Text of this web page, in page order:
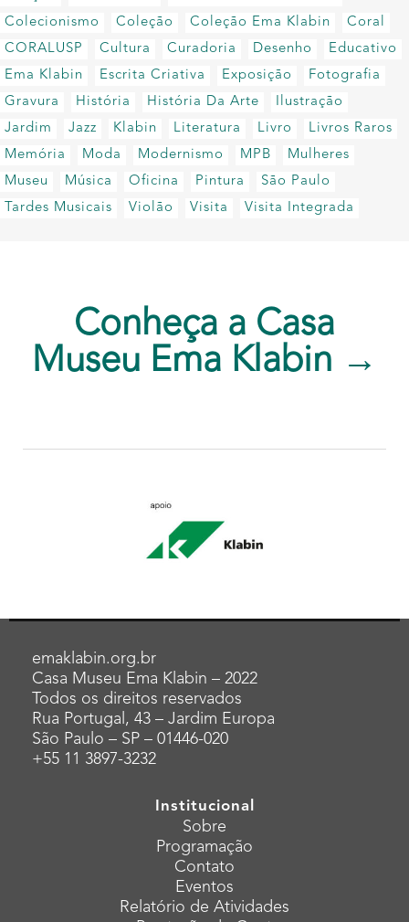
Colecionismo
Coleção Coleção Ema Klabin
Coral
CORALUSP
Cultura Curadoria Desenho
Educativo
Ema Klabin
Escrita Criativa Exposição
Fotografia
Gravura
História História Da Arte
Ilustração
Jardim
Jazz Klabin Literatura Livro
Livros Raros
Memória
Moda Modernismo MPB
Mulheres
Museu
Música Oficina Pintura
São Paulo
Tardes Musicais
Violão Visita Visita Integrada
Conheça a Casa
Museu Ema Klabin →
emaklabin.org.br
Casa Museu Ema Klabin – 2022
Todos os direitos reservados
Rua Portugal, 43 – Jardim Europa
São Paulo – SP – 01446-020
+55 11 3897-3232
Institucional
Sobre
Programação
Contato
Eventos
Relatório de Atividades